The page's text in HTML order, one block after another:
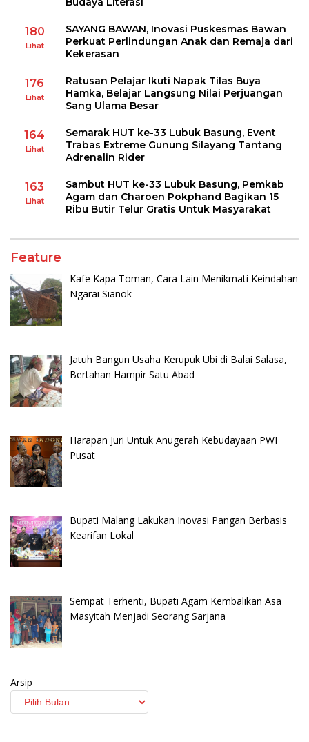
180
Lihat
SAYANG BAWAN, Inovasi Puskesmas Bawan
Perkuat Perlindungan Anak dan Remaja dari
Kekerasan
176
Lihat
Ratusan Pelajar Ikuti Napak Tilas Buya
Hamka, Belajar Langsung Nilai Perjuangan
Sang Ulama Besar
164
Lihat
Semarak HUT ke-33 Lubuk Basung, Event
Trabas Extreme Gunung Silayang Tantang
Adrenalin Rider
163
Lihat
Sambut HUT ke-33 Lubuk Basung, Pemkab
Agam dan Charoen Pokphand Bagikan 15
Ribu Butir Telur Gratis Untuk Masyarakat
Feature
Kafe Kapa Toman, Cara Lain Menikmati Keindahan
Ngarai Sianok
Jatuh Bangun Usaha Kerupuk Ubi di Balai Salasa,
Bertahan Hampir Satu Abad
Harapan Juri Untuk Anugerah Kebudayaan PWI
Pusat
Bupati Malang Lakukan Inovasi Pangan Berbasis
Kearifan Lokal
Sempat Terhenti, Bupati Agam Kembalikan Asa
Masyitah Menjadi Seorang Sarjana
Arsip